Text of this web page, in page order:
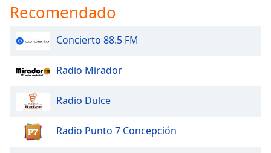
Recomendado
Concierto 88.5 FM
Radio Mirador
Radio Dulce
Radio Punto 7 Concepción